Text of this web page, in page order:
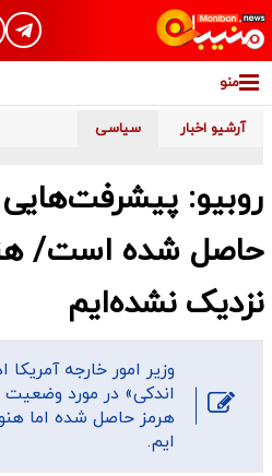
منو
آرشیو اخبار سیاسی
روبیو: پیشرفت‌هایی
حاصل شده است/
نزدیک نشده‌ایم
وزیر امور خارجه
اندکی» در مورد وضعیت
هرمز حاصل شده اما
ایم.